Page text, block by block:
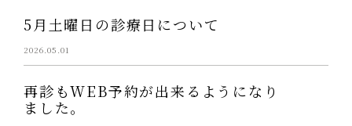
5月土曜日の診療日について
2026.05.01
再診もWEB予約が出来るようになり
ました。